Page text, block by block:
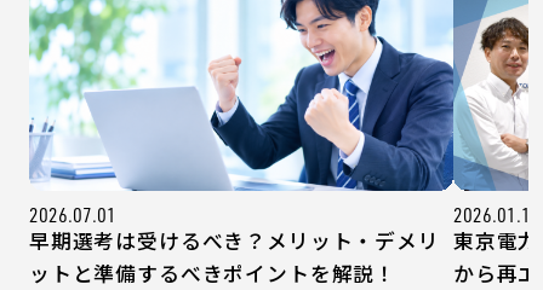
2026.07.01
早期選考は受けるべき？メリット・デメリ
ットと準備するべきポイントを解説！
2026.01.13
東京電
から再